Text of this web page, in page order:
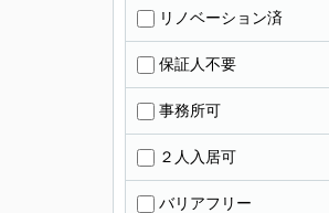
リノベーション済
保証人不要
事務所可
２人入居可
バリアフリー